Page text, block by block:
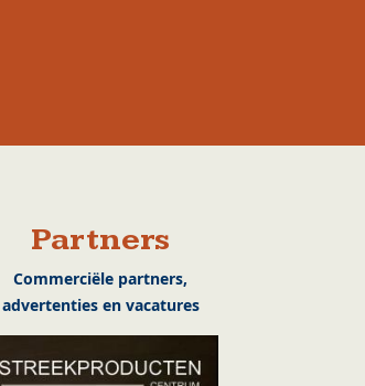
Partners
Commerciële partners,
advertenties en vacatures